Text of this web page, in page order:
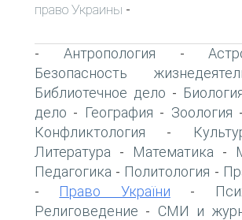
право Украины -
- Антропология -
Безопасность
Библиотечное дело -
дело - География - Зоология
Конфликтология -
Литература - Математика -
Педагогика - Политология -
- Право України -
Религоведение - СМИ и